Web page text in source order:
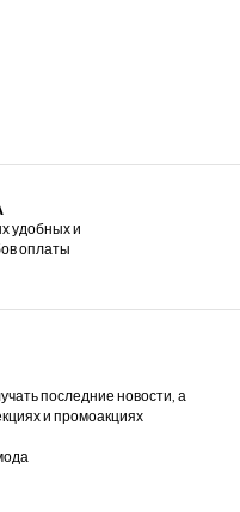
удобных и
оплаты
последние новости, а
и промоакциях